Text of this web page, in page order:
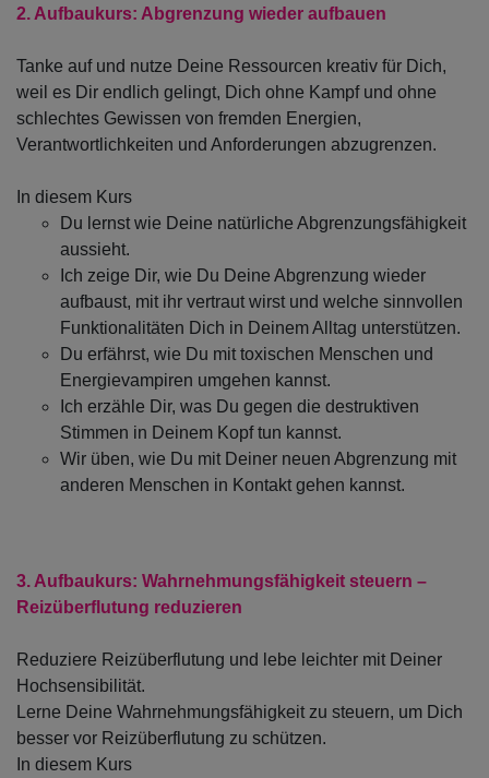
2. Aufbaukurs: Abgrenzung wieder aufbauen
Tanke auf und nutze Deine Ressourcen kreativ für Dich,
weil es Dir endlich gelingt, Dich ohne Kampf und ohne
schlechtes Gewissen von fremden Energien,
Verantwortlichkeiten und Anforderungen abzugrenzen.
In diesem Kurs
Du lernst wie Deine natürliche Abgrenzungsfähigkeit
aussieht.
Ich zeige Dir, wie Du Deine Abgrenzung wieder
aufbaust, mit ihr vertraut wirst und welche sinnvollen
Funktionalitäten Dich in Deinem Alltag unterstützen.
Du erfährst, wie Du mit toxischen Menschen und
Energievampiren umgehen kannst.
Ich erzähle Dir, was Du gegen die destruktiven
Stimmen in Deinem Kopf tun kannst.
Wir üben, wie Du mit Deiner neuen Abgrenzung mit
anderen Menschen in Kontakt gehen kannst.
3. Aufbaukurs: Wahrnehmungsfähigkeit steuern –
Reizüberflutung reduzieren
Reduziere Reizüberflutung und lebe leichter mit Deiner
Hochsensibilität.
Lerne Deine Wahrnehmungsfähigkeit zu steuern, um Dich
besser vor Reizüberflutung zu schützen.
In diesem Kurs